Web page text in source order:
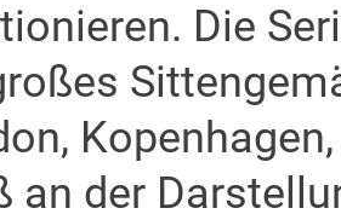
Die
an der